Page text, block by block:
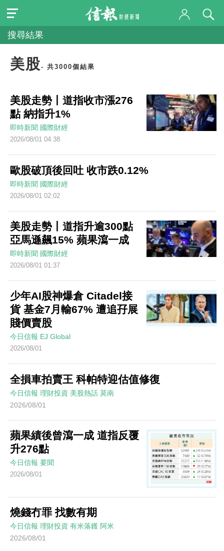
搜尋結果
美股- 共3000個結果
美股走勢丨道指收市漲276
點 納指升1%
即時新聞 國際財經
2026/08/01 04:38
歐股破頂後回吐 收市跌0.12%
即時新聞 國際財經
2026/08/01 02:02
美股走勢丨道指升逾300點
亞馬遜飆15% 蘋果瀉一成
即時新聞 國際財經
2026/08/01 01:37
少年AI股神爆倉 Citadel接
貨 基金7月輸67% 遭追孖展
賤價賣股
今日信報 EJ Global
2026/08/01
全損車拍賣王 科帕特迎估值修復
今日信報 理財投資 美股熱話 莫南
2026/08/01
蘋果績後曾瀉一成 道指反覆
升276點
今日信報 要聞
2026/08/01
燒錢冇罪 找數有期
今日信報 理財投資 有米落鑊 阿米
2026/08/01